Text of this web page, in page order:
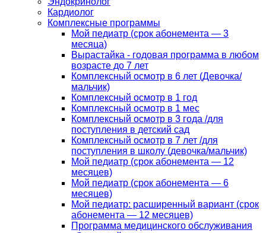
Кардиолог
Комплексные программы
Мой педиатр (срок абонемента — 3
месяца)
Вырастайка - годовая программа в любом
возрасте до 7 лет
Комплексный осмотр в 6 лет (Девочка/
мальчик)
Комплексный осмотр в 1 год
Комплексный осмотр в 1 мес
Комплексный осмотр в 3 года /для
поступления в детский сад
Комплексный осмотр в 7 лет /для
поступления в школу (девочка/мальчик)
Мой педиатр (срок абонемента — 12
месяцев)
Мой педиатр (срок абонемента — 6
месяцев)
Мой педиатр: расширенный вариант (срок
абонемента — 12 месяцев)
Программа медицинского обслуживания